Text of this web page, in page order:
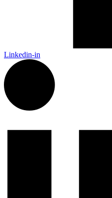
Linkedin-in